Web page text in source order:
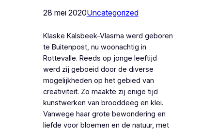
28 mei 2020Uncategorized
Klaske Kalsbeek-Vlasma werd geboren
te Buitenpost, nu woonachtig in
Rottevalle. Reeds op jonge leeftijd
werd zij geboeid door de diverse
mogelijkheden op het gebied van
creativiteit. Zo maakte zij enige tijd
kunstwerken van brooddeeg en klei.
Vanwege haar grote bewondering en
liefde voor bloemen en de natuur, met